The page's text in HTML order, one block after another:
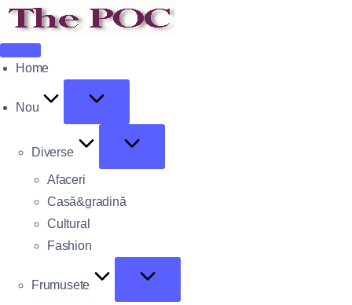
Home
Nou
Diverse
Afaceri
Casă&gradină
Cultural
Fashion
Frumusete